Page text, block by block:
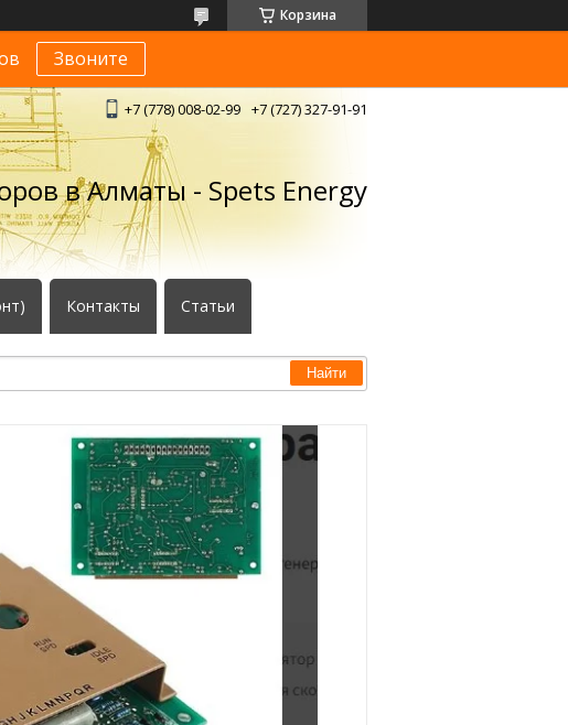
Корзина
Звоните
+7 (778) 008-02-99 +7 (727) 327-91-91
в Алматы - Spets Energy
Контакты Статьи
Найти